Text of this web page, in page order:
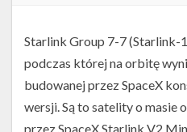
Starlink Group 7-7 (Starlink-
podczas której na orbitę
budowanej przez SpaceX
wersji. Są to satelity o masie
przez SpaceX Starlink V2